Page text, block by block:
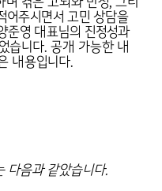
어주시면서 고민 상담을
준영 대표님의 진정성과
습니다. 공개 가능한 내
내용입니다.
다음과 같았습니다.